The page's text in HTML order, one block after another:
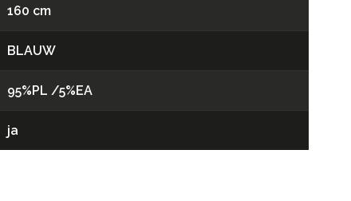
160 cm
BLAUW
95%PL /5%EA
ja